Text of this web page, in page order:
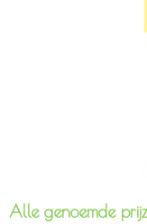
Alle genoemde